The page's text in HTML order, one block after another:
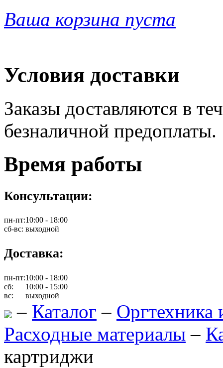
Ваша корзина пуста
Условия доставки
Заказы доставляются в
безналичной предоплаты.
Время работы
Консультации:
пн-пт:10:00 - 18:00
сб-вс: выходной
Доставка:
пн-пт:10:00 - 18:00
сб:
10:00 - 15:00
вс:
выходной
– Каталог – Оргтехника
Расходные материалы –
картриджи